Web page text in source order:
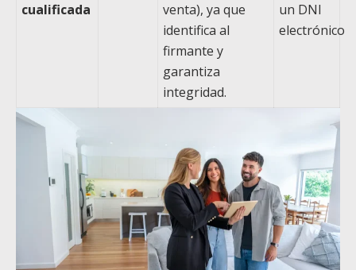
cualificada
venta), ya que
identifica al
firmante y
garantiza
integridad.
un DNI
electrónico